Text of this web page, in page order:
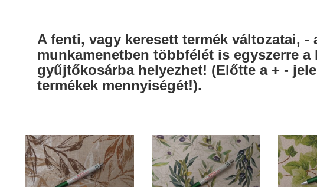
A fenti, vagy keresett termék változatai,
munkamenetben többfélét is egyszerre
gyűjtőkosárba helyezhet! (Előtte a + -
termékek mennyiségét!).